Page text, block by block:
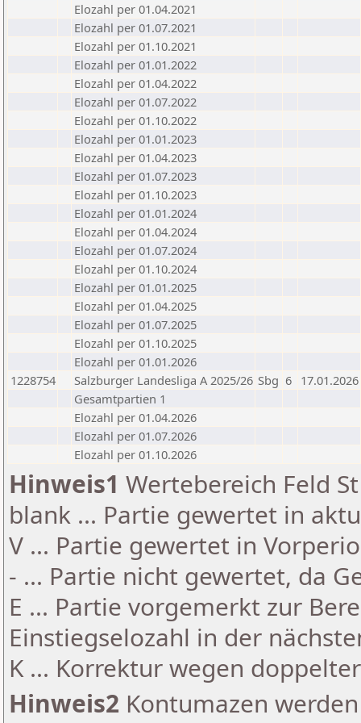
Elozahl per 01.04.2021
Elozahl per 01.07.2021
Elozahl per 01.10.2021
Elozahl per 01.01.2022
Elozahl per 01.04.2022
Elozahl per 01.07.2022
Elozahl per 01.10.2022
Elozahl per 01.01.2023
Elozahl per 01.04.2023
Elozahl per 01.07.2023
Elozahl per 01.10.2023
Elozahl per 01.01.2024
Elozahl per 01.04.2024
Elozahl per 01.07.2024
Elozahl per 01.10.2024
Elozahl per 01.01.2025
Elozahl per 01.04.2025
Elozahl per 01.07.2025
Elozahl per 01.10.2025
Elozahl per 01.01.2026
1228754
Salzburger Landesliga A 2025/26 Sbg 6 17.01.2026
Gesamtpartien 1
Elozahl per 01.04.2026
Elozahl per 01.07.2026
Elozahl per 01.10.2026
Hinweis1 Wertebereich Feld
blank ... Partie gewertet in
V ... Partie gewertet in
- ... Partie nicht gewertet, da
E ... Partie vorgemerkt zur
Einstiegselozahl in der
K ... Korrektur wegen
Hinweis2 Kontumazen